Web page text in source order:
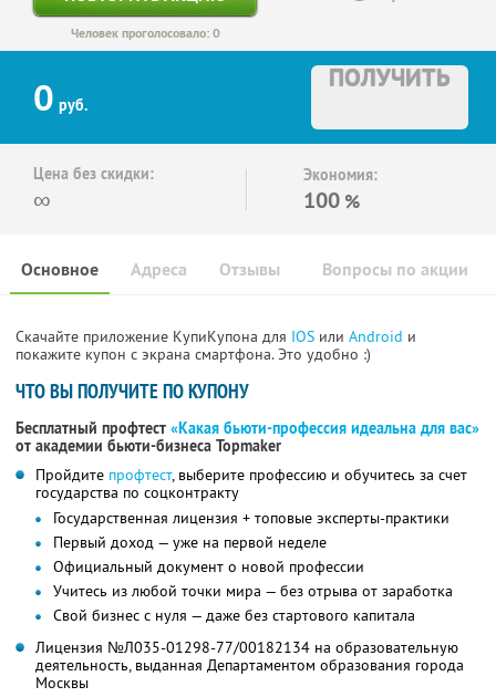
Человек проголосовало: 0
0 руб.
ПОЛУЧИТЬ
Цена без скидки:
∞
Экономия:
100 %
Основное Отзывы Вопросы по акции
Адреса
Скачайте приложение КупиКупона для IOS или Android и
покажите купон с экрана смартфона. Это удобно :)
ЧТО ВЫ ПОЛУЧИТЕ ПО КУПОНУ
Бесплатный профтест «Какая бьюти-профессия идеальна для вас»
от академии бьюти-бизнеса Topmaker
Пройдите профтест, выберите профессию и обучитесь за счет
государства по соцконтракту
Государственная лицензия + топовые эксперты-практики
Первый доход — уже на первой неделе
Официальный документ о новой профессии
Учитесь из любой точки мира — без отрыва от заработка
Свой бизнес с нуля — даже без стартового капитала
Лицензия №Л035-01298-77/00182134 на образовательную
деятельность, выданная Департаментом образования города
Москвы